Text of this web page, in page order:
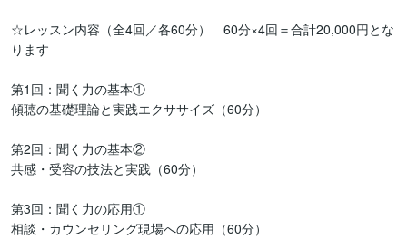
☆レッスン内容（全4回／各60分）　60分×4回＝合計20,000円とな
ります
第1回：聞く力の基本①
傾聴の基礎理論と実践エクササイズ（60分）
第2回：聞く力の基本②
共感・受容の技法と実践（60分）
第3回：聞く力の応用①
相談・カウンセリング現場への応用（60分）